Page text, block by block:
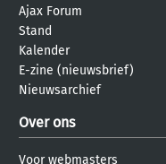
Ajax Forum
Stand
Kalender
E-zine (nieuwsbrief)
Nieuwsarchief
Over ons
Voor webmasters